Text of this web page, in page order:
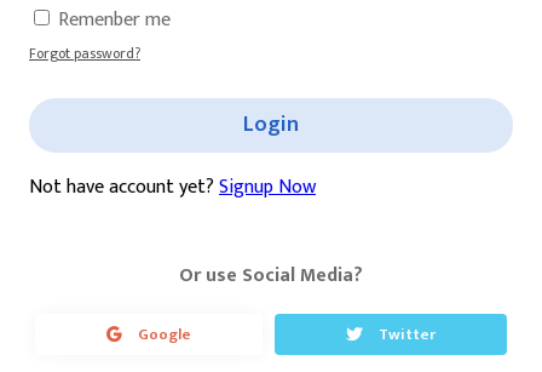
Remenber me
Forgot password?
Login
Not have account yet?Signup Now
Or use Social Media?
Google Twitter